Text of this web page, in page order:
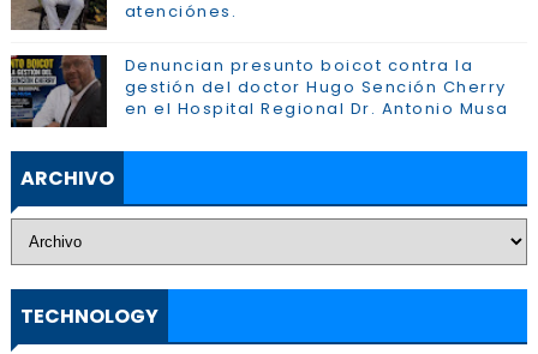
atenciónes.
Denuncian presunto boicot contra la
gestión del doctor Hugo Sención Cherry
en el Hospital Regional Dr. Antonio Musa
ARCHIVO
TECHNOLOGY